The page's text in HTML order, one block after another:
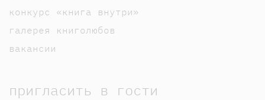
конкурс «книга внутри»
галерея книголюбов
вакансии
пригласить в гости